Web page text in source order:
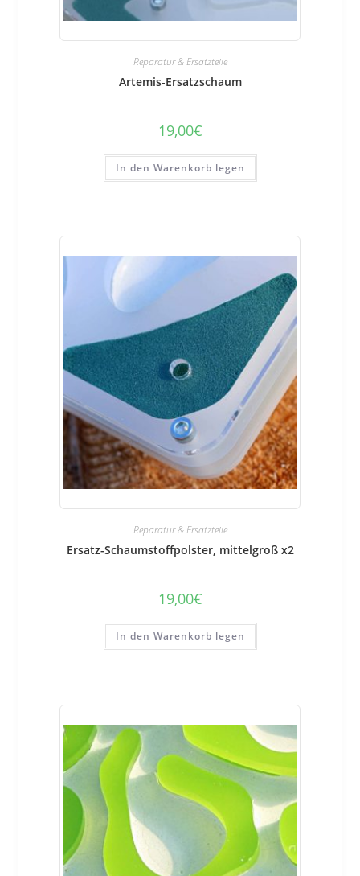
Reparatur & Ersatzteile
Artemis-Ersatzschaum
19,00€
In den Warenkorb legen
Reparatur & Ersatzteile
Ersatz-Schaumstoffpolster, mittelgroß x2
19,00€
In den Warenkorb legen